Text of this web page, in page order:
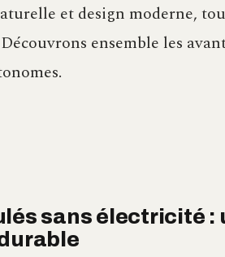
et design moderne,
ensemble les
sans électricité :